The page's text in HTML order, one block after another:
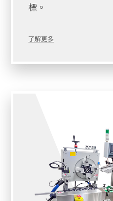
藥錠PTP泡殼數片束帶機
隱形眼鏡貼標機
標。
了解更多